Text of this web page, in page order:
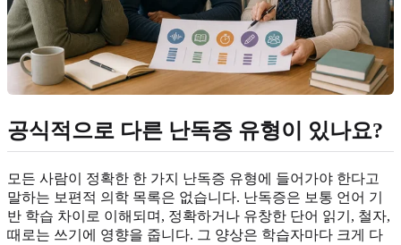
공식적으로 다른 난독증 유형이 있나요?
모든 사람이 정확한 한 가지 난독증 유형에 들어가야 한다고
말하는 보편적 의학 목록은 없습니다. 난독증은 보통 언어 기
반 학습 차이로 이해되며, 정확하거나 유창한 단어 읽기, 철자,
때로는 쓰기에 영향을 줍니다. 그 양상은 학습자마다 크게 다